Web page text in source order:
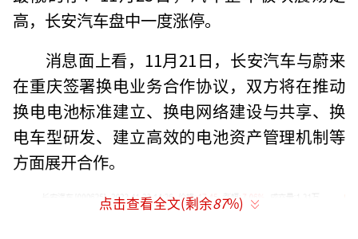
高，长安汽车盘中一度涨停。
消息面上看，11月21日，长安汽车与蔚来
在重庆签署换电业务合作协议，双方将在推动
换电电池标准建立、换电网络建设与共享、换
电车型研发、建立高效的电池资产管理机制等
方面展开合作。
点击查看全文(剩余87%)